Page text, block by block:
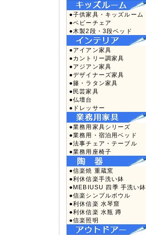
●子供家具・キッズルーム
●ベビーチェア
●木製2段・3段ベッド
●アイアン家具
●カントリー調家具
●アジアン家具
●デザイナーズ家具
●籐・ラタン家具
●民芸家具
●仏壇台
●ドレッサー
●業務用家具シリーズ
●業務用・宿泊用ベッド
●法事チェア・テーブル
●業務用座椅子
●信楽焼 重蔵窯
●利休信楽手洗い鉢
●MEBIUSU 四季 手洗い鉢
●信楽シンプルボウル
●利休信楽 水琴窟
●利休信楽 水瓶 蹲
●信楽照明